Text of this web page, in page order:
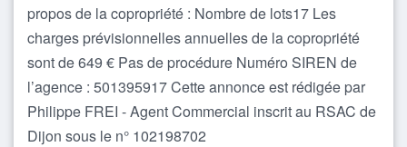
propos de la copropriété : Nombre de lots17 Les
charges prévisionnelles annuelles de la copropriété
sont de 649 € Pas de procédure Numéro SIREN de
l’agence : 501395917 Cette annonce est rédigée par
Philippe FREI - Agent Commercial inscrit au RSAC de
Dijon sous le n° 102198702